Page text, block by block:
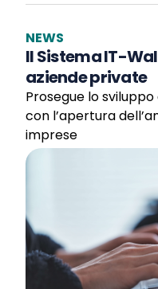
NEWS
Il Sistema IT-
aziende private
Prosegue lo
con l’apertura
imprese